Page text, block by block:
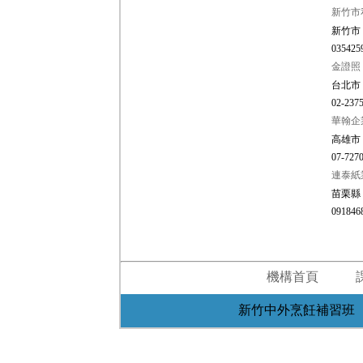
新竹
新竹市
金證照
台北市
02-
華翰企
高雄市
07-
連泰紙
苗栗縣
機構首頁
新竹中外烹飪補習班